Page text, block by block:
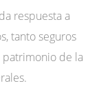
respuesta a
tanto seguros
patrimonio de la